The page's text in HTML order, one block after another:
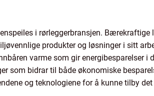
i rørleggerbransjen. Bærekraftige
produkter og løsninger i sitt
varme som gir energibesparelser i
som bidrar til både økonomiske
og teknologiene for å kunne tilby